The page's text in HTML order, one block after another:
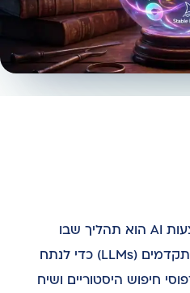
חיזוי טרנדים ב-SEO באמצעות AI הוא תהליך שבו
משתמשים במודלי שפה מתקדמים (LLMs) כדי לנתח
חיפוש היסטוריים ושיח